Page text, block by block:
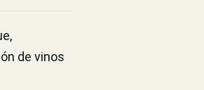
de vinos